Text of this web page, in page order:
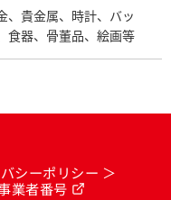
、貴金属、時計、バッ
食器、骨董品、絵画等
シーポリシー
業者番号